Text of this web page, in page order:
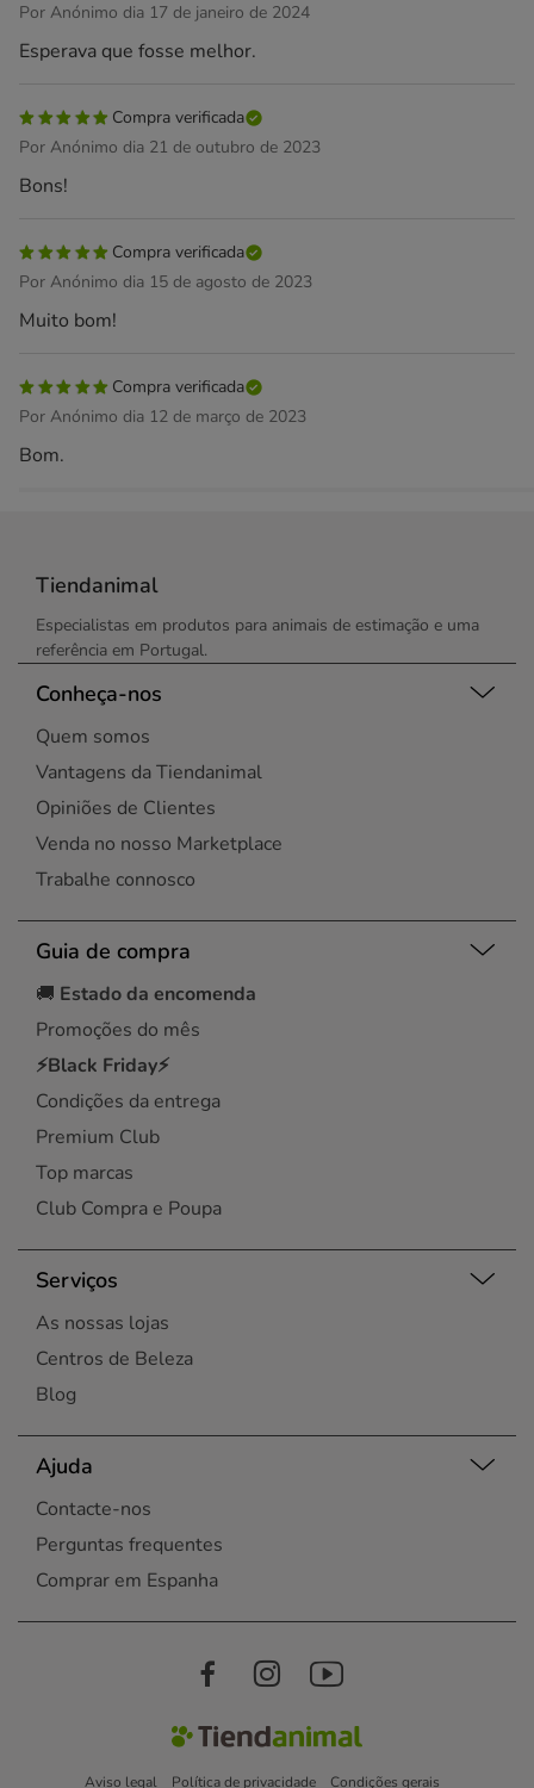
Por Anónimo dia 17 de janeiro de 2024
Esperava que fosse melhor.
Compra verificada
Por Anónimo dia 21 de outubro de 2023
Bons!
Compra verificada
Por Anónimo dia 15 de agosto de 2023
Muito bom!
Compra verificada
Por Anónimo dia 12 de março de 2023
Bom.
Tiendanimal
Especialistas em produtos para animais de estimação e uma
referência em Portugal.
Conheça-nos
Quem somos
Vantagens da Tiendanimal
Opiniões de Clientes
Venda no nosso Marketplace
Trabalhe connosco
Guia de compra
🚚 Estado da encomenda
Promoções do mês
⚡Black Friday⚡
Condições da entrega
Premium Club
Top marcas
Club Compra e Poupa
Serviços
As nossas lojas
Centros de Beleza
Blog
Ajuda
Contacte-nos
Perguntas frequentes
Comprar em Espanha
Aviso legal Política de privacidade Condições gerais